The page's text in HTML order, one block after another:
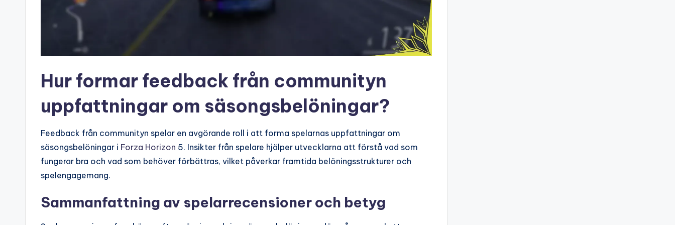
Hur formar feedback från communityn
uppfattningar om säsongsbelöningar?
Feedback från communityn spelar en avgörande roll i att forma spelarnas uppfattningar om
säsongsbelöningar i Forza Horizon 5. Insikter från spelare hjälper utvecklarna att förstå vad som
fungerar bra och vad som behöver förbättras, vilket påverkar framtida belöningsstrukturer och
spelengagemang.
Sammanfattning av spelarrecensioner och betyg